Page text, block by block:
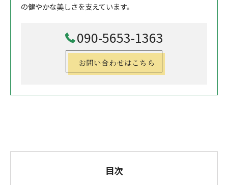
の健やかな美しさを支えています。
090-5653-1363
お問い合わせはこちら
目次